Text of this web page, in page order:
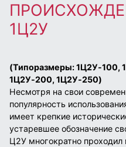
1Ц2У
(Типоразмеры: 1Ц2У-100,
1Ц2У-200, 1Ц2У-250)
Несмотря на свои
популярность
имеет крепкие
устаревшее обозначение
Ц2У многократно